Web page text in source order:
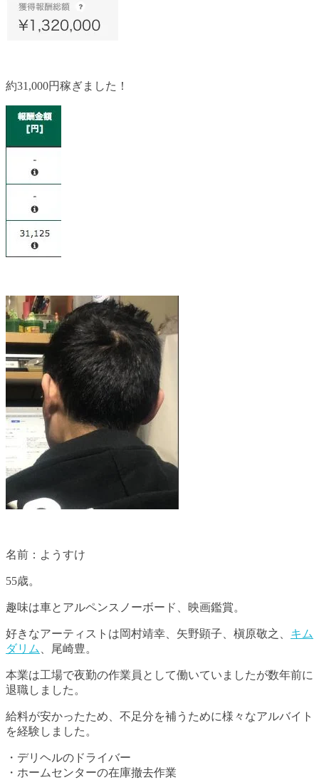
約31,000円稼ぎました！
名前：ようすけ
55歳。
趣味は車とアルペンスノーボード、映画鑑賞。
好きなアーティストは岡村靖幸、矢野顕子、槇原敬之、 キム
ダリム
、尾崎豊。
本業は工場で夜勤の作業員として働いていましたが数年前に
退職しました。
給料が安かったため、不足分を補うために様々なアルバイト
を経験しました。
・デリヘルのドライバー
・ホームセンターの在庫撤去作業